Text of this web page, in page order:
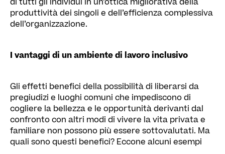
produttività dei singoli e dell’efficienza complessiva
dell’organizzazione.
I vantaggi di un ambiente di lavoro inclusivo
Gli effetti benefici della possibilità di liberarsi da
pregiudizi e luoghi comuni che impediscono di
cogliere la bellezza e le opportunità derivanti dal
confronto con altri modi di vivere la vita privata e
familiare non possono più essere sottovalutati. Ma
quali sono questi benefici? Eccone alcuni esempi